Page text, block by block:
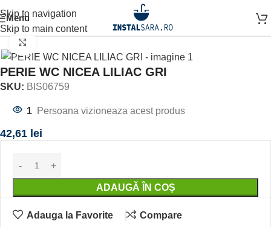
Skip to navigation
Skip to main content
Menu
Prima pagină ACCESORII BAIE ACCESORIU STATIV
PERIE WC NICEA LILIAC GRI
SKU: BIS06759
1 Persoana vizioneaza acest produs
42,61 lei
ADAUGĂ ÎN COȘ
Adauga la Favorite Compare